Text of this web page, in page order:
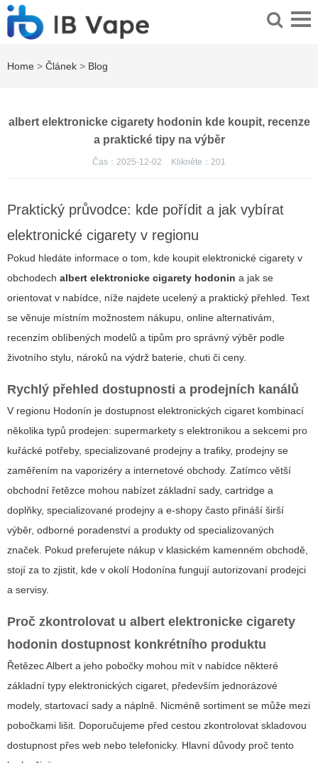
Home > Článek > Blog
albert elektronicke cigarety hodonin kde koupit, recenze
a praktické tipy na výběr
Čas：2025-12-02 Klikněte： 201
Praktický průvodce: kde pořídit a jak vybírat
elektronické cigarety v regionu
Pokud hledáte informace o tom, kde koupit elektronické cigarety v
obchodech albert elektronicke cigarety hodonin a jak se
orientovat v nabídce, níže najdete ucelený a praktický přehled. Text
se věnuje místním možnostem nákupu, online alternativám,
recenzím oblíbených modelů a tipům pro správný výběr podle
životního stylu, nároků na výdrž baterie, chuti či ceny.
Rychlý přehled dostupnosti a prodejních kanálů
V regionu Hodonín je dostupnost elektronických cigaret kombinací
několika typů prodejen: supermarkety s elektronikou a sekcemi pro
kuřácké potřeby, specializované prodejny a trafiky, prodejny se
zaměřením na vaporizéry a internetové obchody. Zatímco větší
obchodní řetězce mohou nabízet základní sady, cartridge a
doplňky, specializované prodejny a e-shopy často přináší širší
výběr, odborné poradenství a produkty od specializovaných
značek. Pokud preferujete nákup v klasickém kamenném obchodě,
stojí za to zjistit, kde v okolí Hodonína fungují autorizovaní prodejci
a servisy.
Proč zkontrolovat u albert elektronicke cigarety
hodonin dostupnost konkrétního produktu
Řetězec Albert a jeho pobočky mohou mít v nabídce některé
základní typy elektronických cigaret, především jednorázové
modely, startovací sady a náplně. Nicméně sortiment se může mezi
pobočkami lišit. Doporučujeme před cestou zkontrolovat skladovou
dostupnost přes web nebo telefonicky. Hlavní důvody proč tento